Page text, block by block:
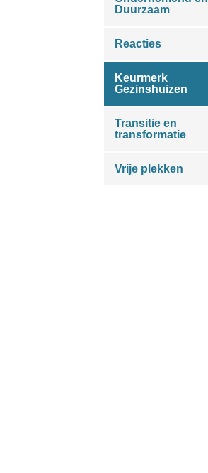
Duurzaam
Reacties
Keurmerk
Gezinshuizen
Transitie en
transformatie
Vrije plekken